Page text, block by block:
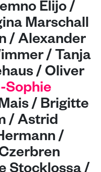
Elijo/
Marschall
/ Alexander
/ Tanja
/ Oliver
Sophie
/ Brigitte
/ Astrid
/